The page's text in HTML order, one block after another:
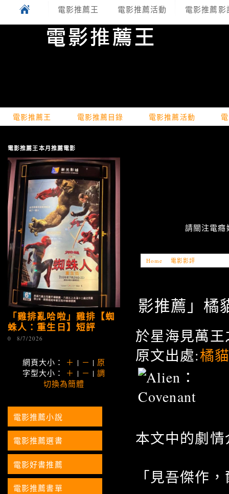
電影推薦王 電影推薦活動 電影推薦影
電影推薦王 電影推薦目錄 電影推薦活動
請關注電
Home 電影影評
影推薦」橘
於星海見萬
原文出處:橘
本文中的劇
「見吾傑作
電影推薦王本月推薦電影
「雞排亂哈啦」雞排【蜘
蛛人：重生日】短評
0 8/7/2026
網頁大小： ＋ | － | 原
字型大小： ＋ | － |調
切換為簡體
電影推薦小說
電影推薦選書
電影好書推薦
電影推薦書單